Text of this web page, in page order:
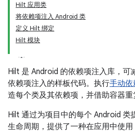
Hilt 应用类
将依赖项注入 Android 类
定义 Hilt 绑定
Hilt 模块
Hilt 是 Android 的依赖项注入库，可
依赖项注入的样板代码。执行手动依
造每个类及其依赖项，并借助容器重
Hilt 通过为项目中的每个 Android 类
生命周期，提供了一种在应用中使